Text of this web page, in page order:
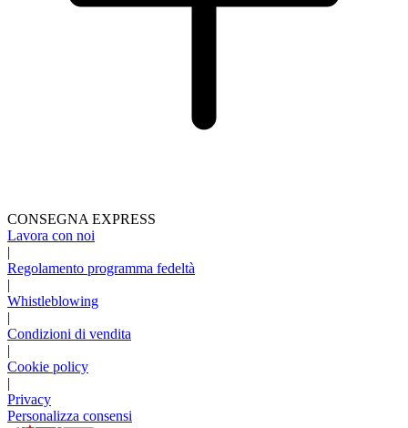
CONSEGNA EXPRESS
Lavora con noi
|
Regolamento programma fedeltà
|
Whistleblowing
|
Condizioni di vendita
|
Cookie policy
|
Privacy
Personalizza consensi